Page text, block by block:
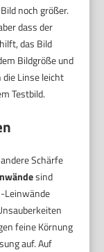
noch größer.
dass der
das Bild
Bildgröße und
Linse leicht
Testbild.
Schärfe
sind
Leinwände
feine Körnung
auf. Auf